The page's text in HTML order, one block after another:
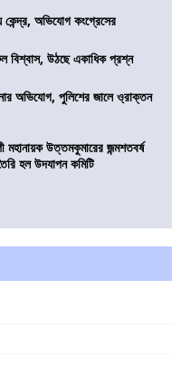
অভিযোগ কংগ্রেসের
বিশ্বাস, উঠছে একাধিক প্রশ্ন
অভিযোগ, পুলিশের জালে ও্রাক্তন
মহানায়ক উত্তমকুমারের জন্মশতবর্ষ
হল উদযাপন কমিটি